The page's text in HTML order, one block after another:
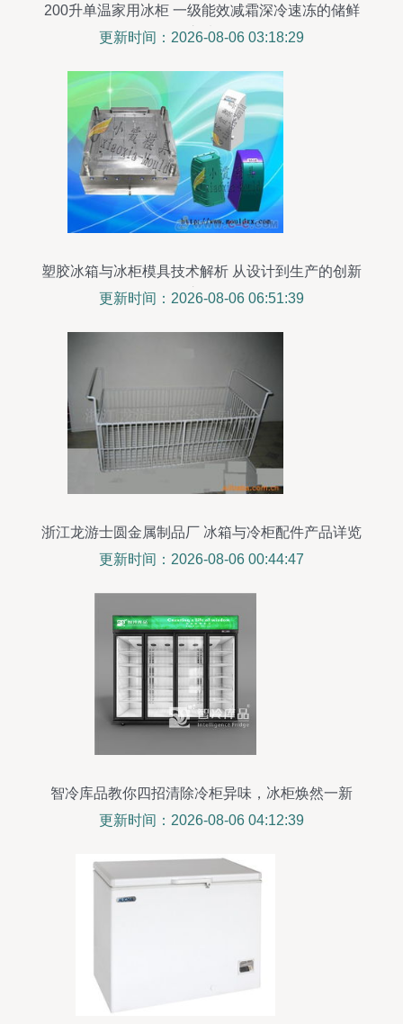
200升单温家用冰柜 一级能效减霜深冷速冻的储鲜
之选
更新时间：2026-08-06 03:18:29
塑胶冰箱与冰柜模具技术解析 从设计到生产的创新
之路
更新时间：2026-08-06 06:51:39
浙江龙游士圆金属制品厂 冰箱与冷柜配件产品详览
更新时间：2026-08-06 00:44:47
智冷库品教你四招清除冷柜异味，冰柜焕然一新
更新时间：2026-08-06 04:12:39